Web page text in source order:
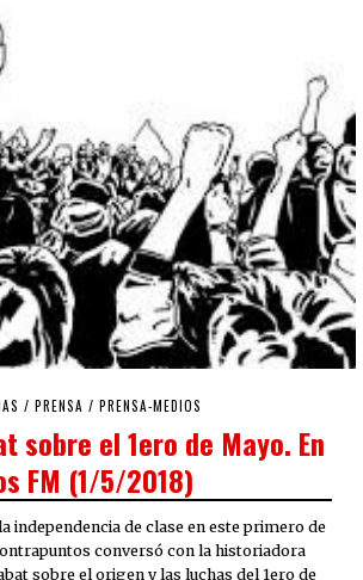
/ PRENSA / PRENSA-MEDIOS
sobre el 1ero de Mayo. En
FM (1/5/2018)
independencia de clase en este primero de
conversó con la historiadora
sobre el origen y las luchas del 1ero de